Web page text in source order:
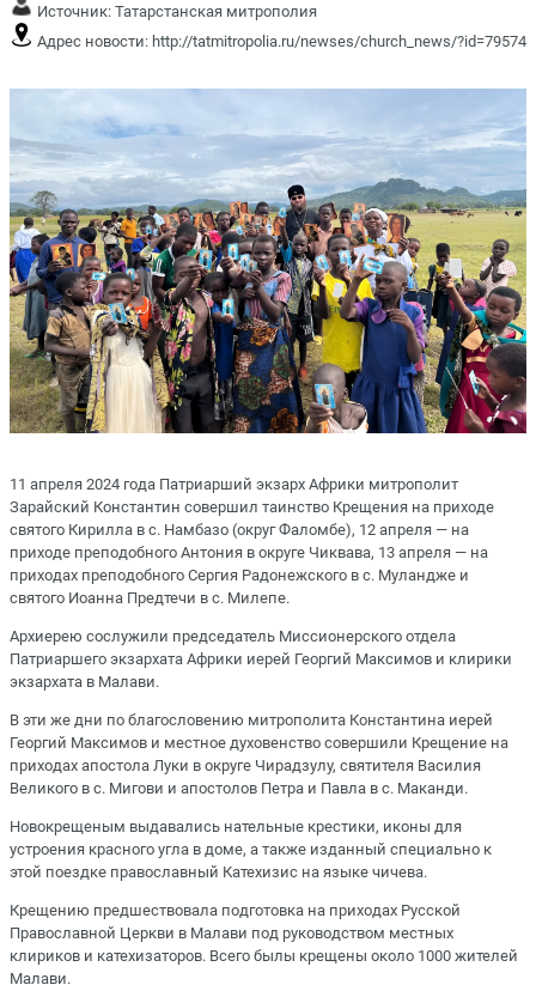
Источник: Татарстанская митрополия
Адрес новости: http://tatmitropolia.ru/newses/church_news/?id=79574
11 апреля 2024 года Патриарший экзарх Африки митрополит
Зарайский Константин совершил таинство Крещения на приходе
святого Кирилла в с. Намбазо (округ Фаломбе), 12 апреля — на
приходе преподобного Антония в округе Чиквава, 13 апреля — на
приходах преподобного Сергия Радонежского в с. Муландже и
святого Иоанна Предтечи в с. Милепе.
Архиерею сослужили председатель Миссионерского отдела
Патриаршего экзархата Африки иерей Георгий Максимов и клирики
экзархата в Малави.
В эти же дни по благословению митрополита Константина иерей
Георгий Максимов и местное духовенство совершили Крещение на
приходах апостола Луки в округе Чирадзулу, святителя Василия
Великого в с. Мигови и апостолов Петра и Павла в с. Маканди.
Новокрещеным выдавались нательные крестики, иконы для
устроения красного угла в доме, а также изданный специально к
этой поездке православный Катехизис на языке чичева.
Крещению предшествовала подготовка на приходах Русской
Православной Церкви в Малави под руководством местных
клириков и катехизаторов. Всего былы крещены около 1000 жителей
Малави.